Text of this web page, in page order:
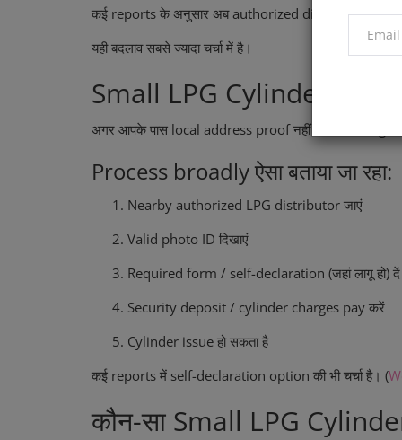
कई reports के अनुसार अब authorized distributors से
यही बदलाव सबसे ज्यादा चर्चा में है।
Small LPG Cylinder बिना
अगर आपके पास local address proof नहीं है, तब भी 5 Kg
Process broadly ऐसा बताया जा रहा:
Nearby authorized LPG distributor जाएं
Valid photo ID दिखाएं
Required form / self-declaration (जहां लागू हो) दें
Security deposit / cylinder charges pay करें
Cylinder issue हो सकता है
कई reports में self-declaration option की भी चर्चा है। (
कौन-सा Small LPG
कुलदीप यादव(Kuldeep Yadav) ने लाइव